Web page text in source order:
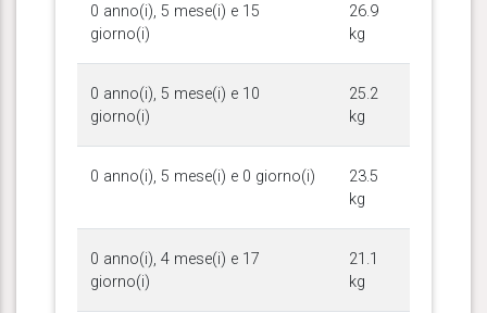
0 anno(i), 5 mese(i) e 15
giorno(i)
26.9
kg
0 anno(i), 5 mese(i) e 10
giorno(i)
25.2
kg
0 anno(i), 5 mese(i) e 0 giorno(i)
23.5
kg
0 anno(i), 4 mese(i) e 17
giorno(i)
21.1
kg